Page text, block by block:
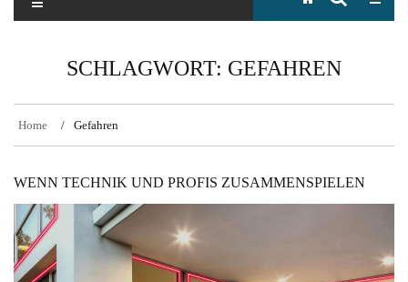
SCHLAGWORT: GEFAHREN
Home Gefahren
WENN TECHNIK UND PROFIS ZUSAMMENSPIELEN